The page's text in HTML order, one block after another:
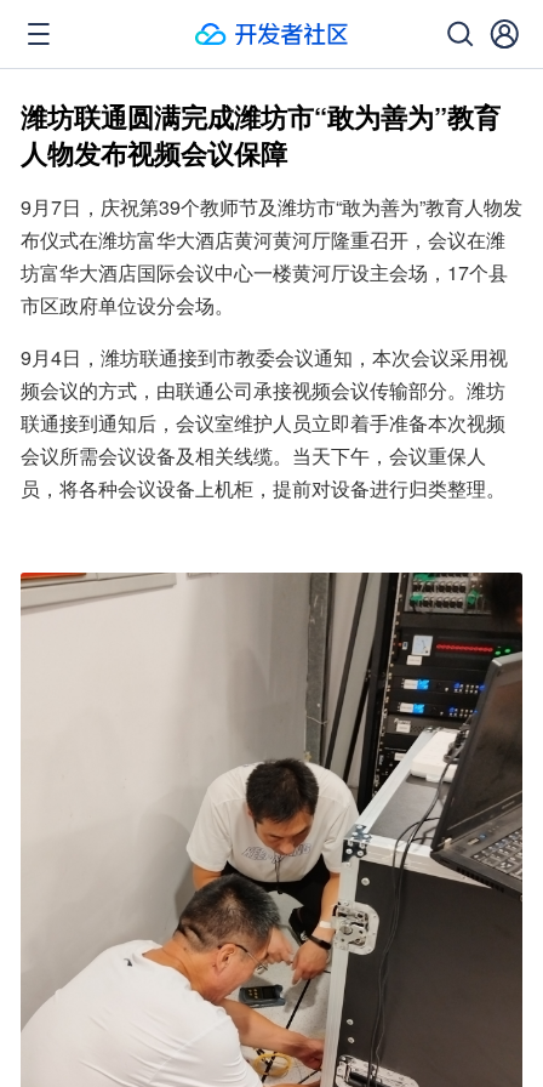
潍坊联通圆满完成潍坊市“敢为善为”教育
人物发布视频会议保障
9月7日，庆祝第39个教师节及潍坊市“敢为善为”教育人物发
布仪式在潍坊富华大酒店黄河黄河厅隆重召开，会议在潍
坊富华大酒店国际会议中心一楼黄河厅设主会场，17个县
市区政府单位设分会场。
9月4日，潍坊联通接到市教委会议通知，本次会议采用视
频会议的方式，由联通公司承接视频会议传输部分。潍坊
联通接到通知后，会议室维护人员立即着手准备本次视频
会议所需会议设备及相关线缆。当天下午，会议重保人
员，将各种会议设备上机柜，提前对设备进行归类整理。